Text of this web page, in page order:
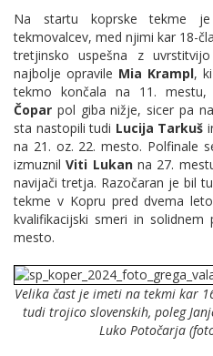
Na startu koprske tekme
tekmovalcev, med njimi kar 18-
tretjinsko uspešna z
najbolje opravile Mia Krampl,
tekmo končala na 11. mestu,
Čopar pol giba nižje, sicer pa
sta nastopili tudi Lucija Tarkuš
na 21. oz. 22. mesto. Polfinale
izmuznilViti Lukanna 27.
navijači tretja. Razočaran je bil
tekme v Kopru pred dvema
kvalifikacijski smeri in
mesto.
Velika čast je imeti na tekmi kar
tudi trojico slovenskih, poleg
Luko Potočarja